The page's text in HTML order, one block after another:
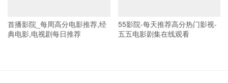
首播影院_每周高分电影推荐,经
典电影,电视剧每日推荐
55影院-每天推荐高分热门影视-
五五电影剧集在线观看